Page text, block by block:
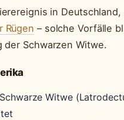
in
Rügen – solche Vorfälle
der Schwarzen Witwe.
Witwe